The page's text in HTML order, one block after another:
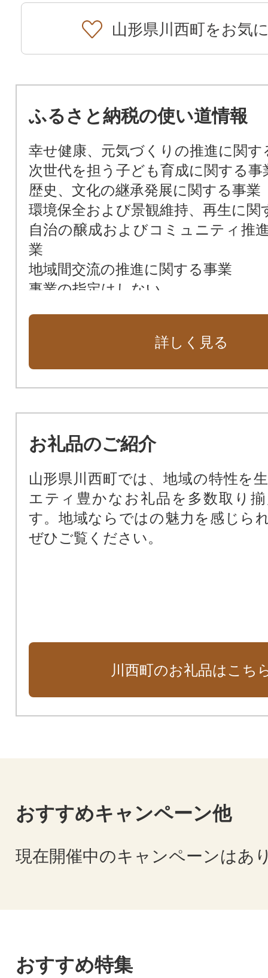
山形県川西町をお気
ふるさと納税の使い道情報
幸せ健康、元気づくりの推進に関す
次世代を担う子ども育成に関する事
歴史、文化の継承発展に関する事業
環境保全および景観維持、再生に関
自治の醸成およびコミュニティ推
業
地域間交流の推進に関する事業
事業の指定はしない
詳しく見る
お礼品のご紹介
山形県川西町では、地域の特性を
エティ豊かなお礼品を多数取り
す。地域ならではの魅力を感じら
ぜひご覧ください。
川西町のお礼品はこち
おすすめキャンペーン他
現在開催中のキャンペーンはあ
おすすめ特集